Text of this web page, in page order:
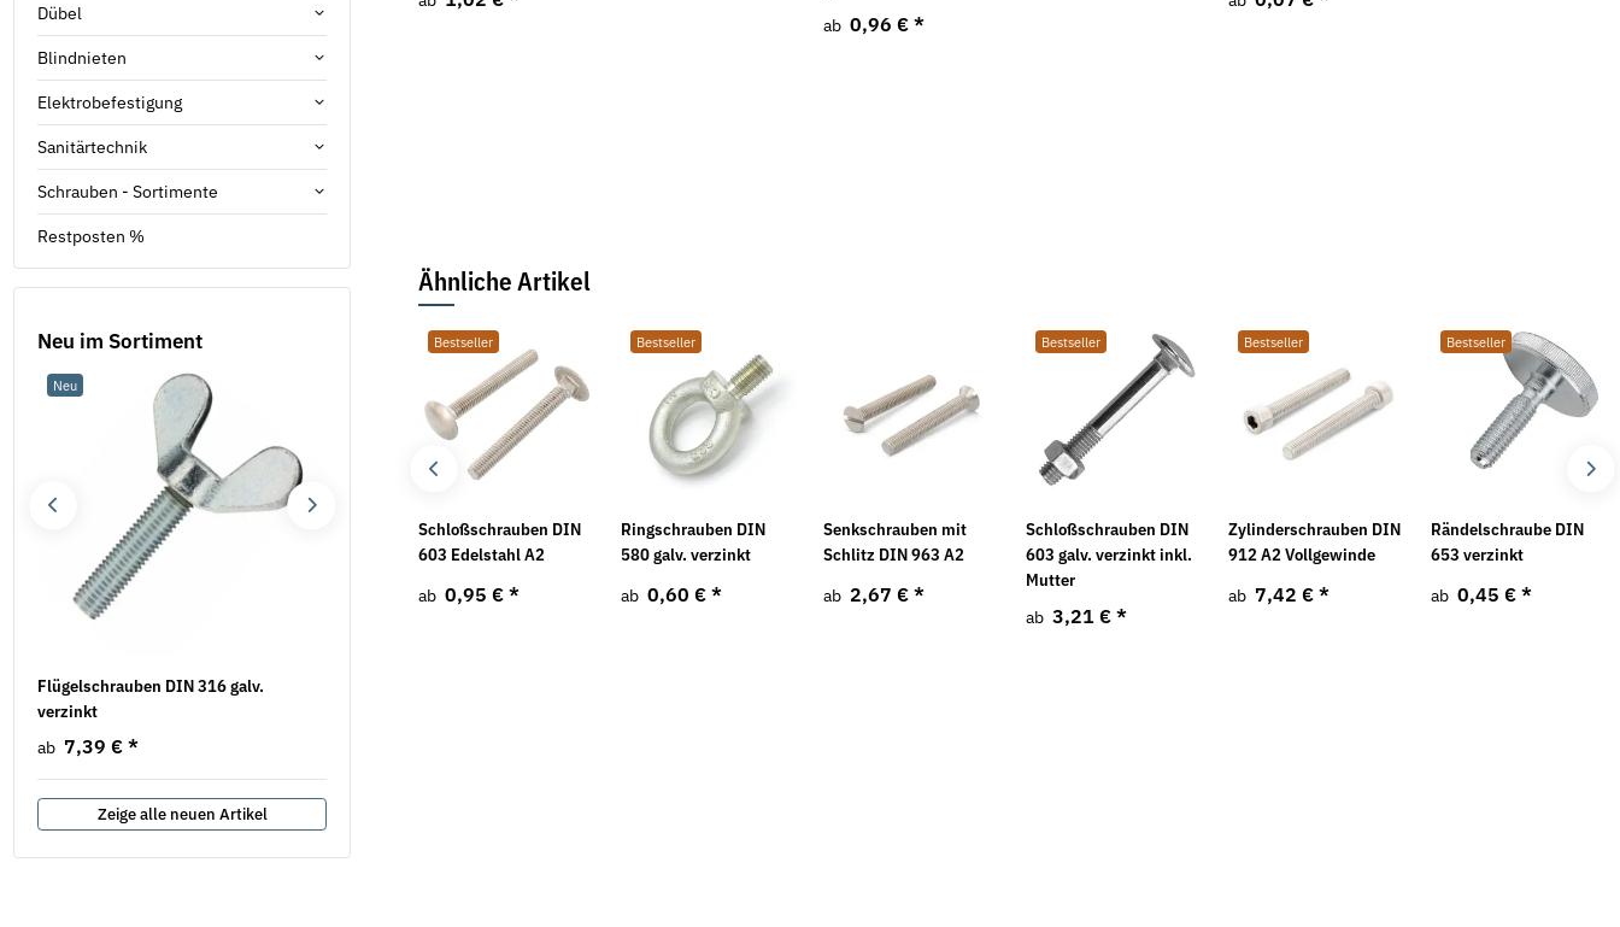
ab 0,96 € *
Ähnliche Artikel
Bestseller
Zylinderschrauben ISO
4762 (DIN 912) A4
8,63 €*
Bestseller
Schloßschrauben DIN
603 Edelstahl A2
ab 0,95 € *
Bestseller
Ringschrauben DIN
580 galv. verzinkt
ab 0,60 € *
Senkschrauben mit
Schlitz DIN 963 A2
ab 2,67 € *
Bestseller
Schloßschrauben DIN
603 galv. verzinkt inkl.
Mutter
ab 3,21 € *
Bestseller
Zylinderschrauben DIN
912 A2 Vollgewinde
ab 7,42 € *
Bestseller
Rändelschraube DIN
653 verzinkt
ab 0,45 € *
Dübel
Blindnieten
Elektrobefestigung
Sanitärtechnik
Schrauben - Sortimente
Restposten %
Neu im Sortiment
Neu
Flügelschrauben DIN 316 galv.
verzinkt
ab 7,39 € *
Neu Neu
Zeige alle neuen Artikel